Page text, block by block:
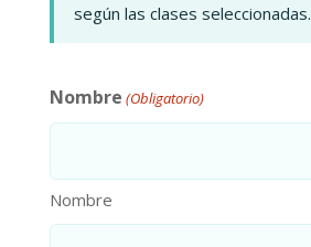
según las clases seleccionadas.
Nombre (Obligatorio)
Nombre